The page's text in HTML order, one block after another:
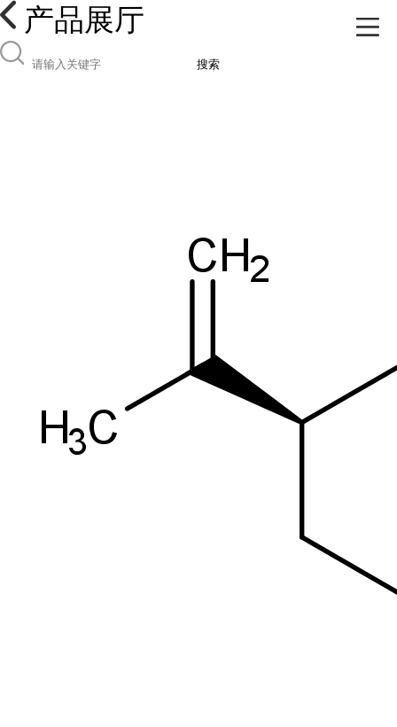
产品展厅
搜索